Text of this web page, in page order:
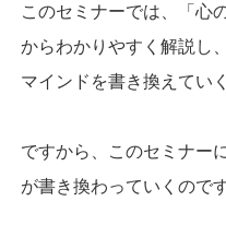
このセミナーでは、「心
からわかりやすく解説し
マインドを書き換えてい
ですから、このセミナー
が書き換わっていくのです